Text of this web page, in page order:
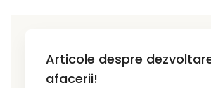
Articole despre
afacerii!